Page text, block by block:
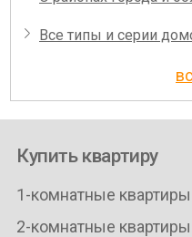
Все типы и серии
Купить квартиру
1-комнатные квартиры
2-комнатные квартиры